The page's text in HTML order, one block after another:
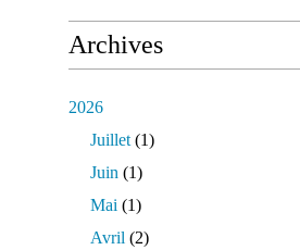
Archives
2026
Juillet (1)
Juin (1)
Mai (1)
Avril (2)